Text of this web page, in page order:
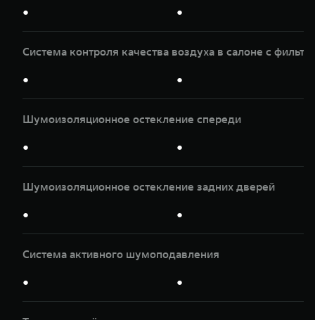
● ●
Система контроля качества воздуха в салоне с
● ●
Шумоизоляционное остекление спереди
● ●
Шумоизоляционное остекление задних дверей
● ●
Система активного шумоподавления
● ●